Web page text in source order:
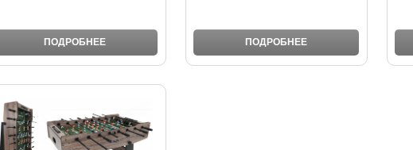
ПОДРОБНЕЕ ПОДРОБНЕЕ